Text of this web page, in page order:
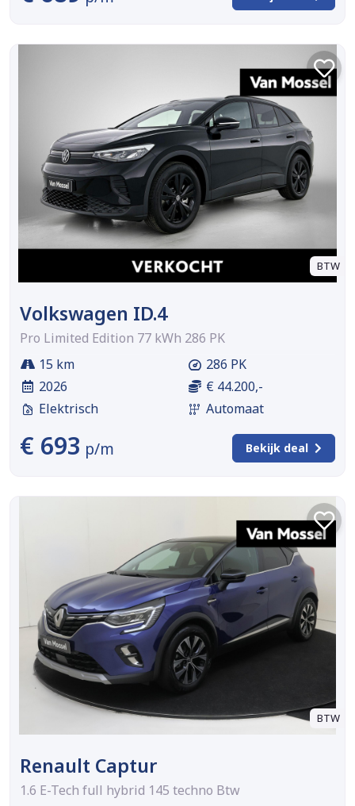
BTW
Volkswagen ID.4
Pro Limited Edition 77 kWh 286 PK
15 km
2026
Elektrisch
286 PK
€ 44.200,-
Automaat
€ 693 p/m Bekijk deal
BTW
Renault Captur
1.6 E-Tech full hybrid 145 techno Btw